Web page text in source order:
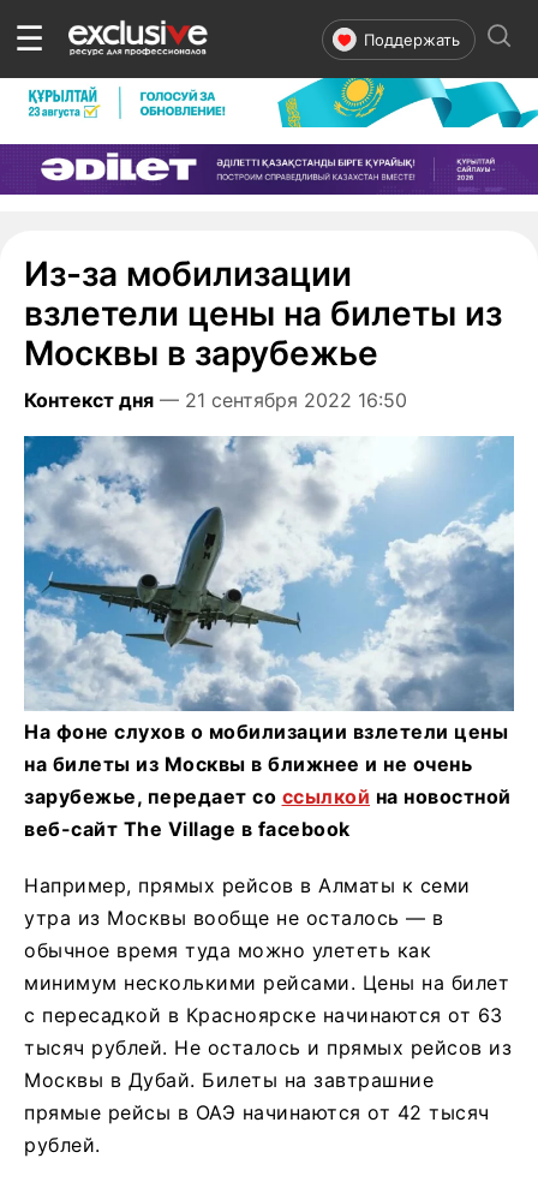
☰ Поддержать
Из-за мобилизации
взлетели цены на билеты из
Москвы в зарубежье
Контекст дня — 21 сентября 2022 16:50
На фоне слухов о мобилизации взлетели цены
на билеты из Москвы в ближнее и не очень
зарубежье, передает со ссылкой на новостной
веб-сайт The Village в facebook
Например, прямых рейсов в Алматы к семи
утра из Москвы вообще не осталось — в
обычное время туда можно улететь как
минимум несколькими рейсами. Цены на билет
с пересадкой в Красноярске начинаются от 63
тысяч рублей. Не осталось и прямых рейсов из
Москвы в Дубай. Билеты на завтрашние
прямые рейсы в ОАЭ начинаются от 42 тысяч
рублей.